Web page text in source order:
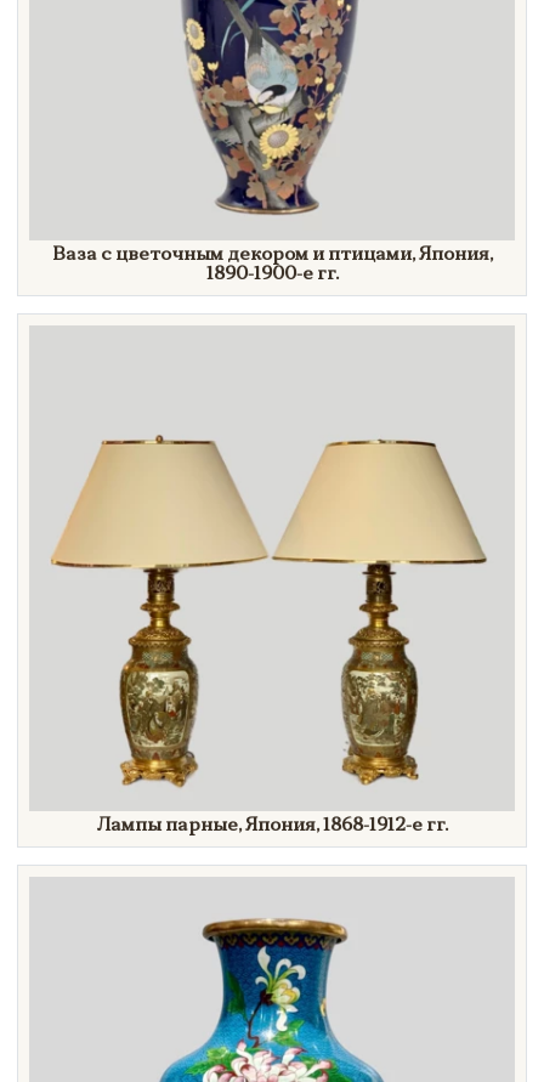
Ваза с цветочным декором и птицами, Япония,
1890-1900-е гг.
Лампы парные, Япония,1868-1912-е гг.